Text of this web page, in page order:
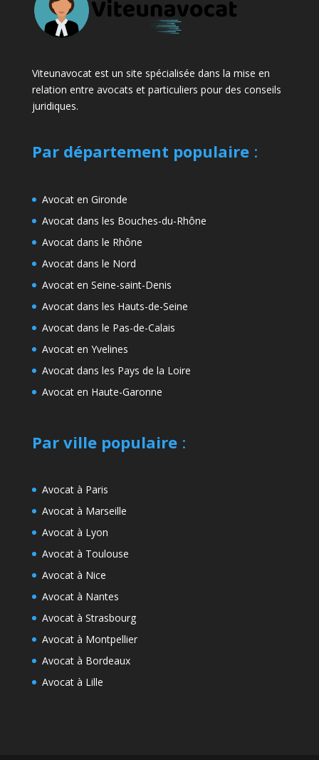
Viteunavocat est un site spécialisée dans la mise en
relation entre avocats et particuliers pour des conseils
juridiques.
Par département populaire:
Avocat en Gironde
Avocat dans les Bouches-du-Rhône
Avocat dans le Rhône
Avocat dans le Nord
Avocat en Seine-saint-Denis
Avocat dans les Hauts-de-Seine
Avocat dans le Pas-de-Calais
Avocat en Yvelines
Avocat dans les Pays de la Loire
Avocat en Haute-Garonne
Par ville populaire:
Avocat à Paris
Avocat à Marseille
Avocat à Lyon
Avocat à Toulouse
Avocat à Nice
Avocat à Nantes
Avocat à Strasbourg
Avocat à Montpellier
Avocat à Bordeaux
Avocat à Lille